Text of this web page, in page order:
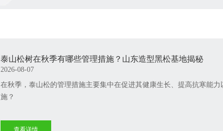
泰山松树在秋季有哪些管理措施？山东造型黑松基地揭秘
2026-08-07
在秋季，泰山松的管理措施主要集中在促进其健康生长、提高抗寒能
施？
查看详情